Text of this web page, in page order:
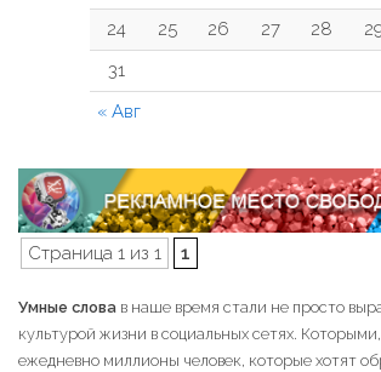
« Авг
24
25 26 27 28
31
Страница 1 из 1 1
Умные слова в наше время стали не просто
культурой жизни в социальных сетях.
ежедневно миллионы человек, которые хотят